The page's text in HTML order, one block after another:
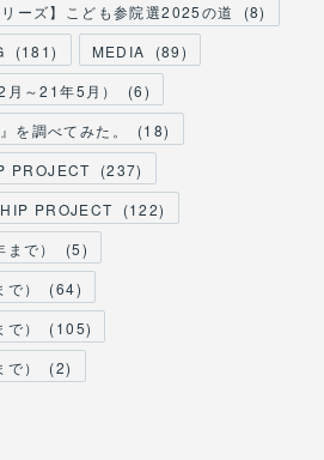
リーズ】こども参院選2025の道 (8)
(181) MEDIA (89)
～21年5月）
(6)
を調べてみた。
(18)
PROJECT
(237)
PROJECT
(122)
で）
(5)
）
(64)
）
(105)
）
(2)